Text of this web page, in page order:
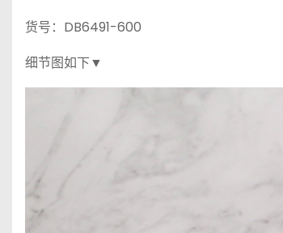
货号：DB6491-600
细节图如下▼